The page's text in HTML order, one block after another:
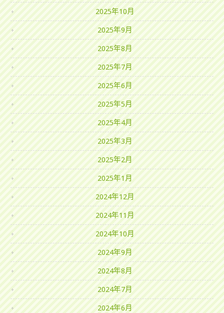
2025年10月
2025年9月
2025年8月
2025年7月
2025年6月
2025年5月
2025年4月
2025年3月
2025年2月
2025年1月
2024年12月
2024年11月
2024年10月
2024年9月
2024年8月
2024年7月
2024年6月